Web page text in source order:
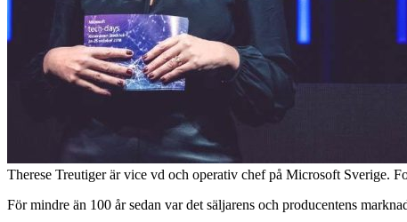
Therese Treutiger är vice vd och operativ chef på Microsoft Sverige.
För mindre än 100 år sedan var det säljarens och producentens